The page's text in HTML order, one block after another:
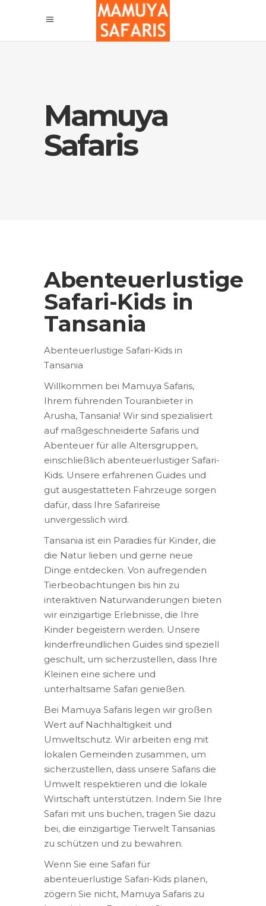
Mamuya
Safaris
Abenteuerlustige
Safari-Kids in
Tansania
Abenteuerlustige Safari-Kids in
Tansania
Willkommen bei Mamuya Safaris,
Ihrem führenden Touranbieter in
Arusha, Tansania! Wir sind spezialisiert
auf maßgeschneiderte Safaris und
Abenteuer für alle Altersgruppen,
einschließlich abenteuerlustiger Safari-
Kids. Unsere erfahrenen Guides und
gut ausgestatteten Fahrzeuge sorgen
dafür, dass Ihre Safarireise
unvergesslich wird.
Tansania ist ein Paradies für Kinder, die
die Natur lieben und gerne neue
Dinge entdecken. Von aufregenden
Tierbeobachtungen bis hin zu
interaktiven Naturwanderungen bieten
wir einzigartige Erlebnisse, die Ihre
Kinder begeistern werden. Unsere
kinderfreundlichen Guides sind speziell
geschult, um sicherzustellen, dass Ihre
Kleinen eine sichere und
unterhaltsame Safari genießen.
Bei Mamuya Safaris legen wir großen
Wert auf Nachhaltigkeit und
Umweltschutz. Wir arbeiten eng mit
lokalen Gemeinden zusammen, um
sicherzustellen, dass unsere Safaris die
Umwelt respektieren und die lokale
Wirtschaft unterstützen. Indem Sie Ihre
Safari mit uns buchen, tragen Sie dazu
bei, die einzigartige Tierwelt Tansanias
zu schützen und zu bewahren.
Wenn Sie eine Safari für
abenteuerlustige Safari-Kids planen,
zögern Sie nicht, Mamuya Safaris zu